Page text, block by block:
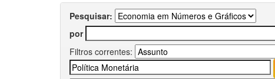
Pesquisar:
por
Filtros correntes: